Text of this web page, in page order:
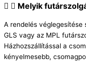
Melyik
A rendelés véglegesítése
GLS vagy az MPL
Házhozszállítással a
kényelmesebb,